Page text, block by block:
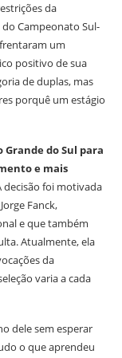
da
Campeonato Sul-
um
positivo de sua
de duplas, mas
porquê um estágio
Grande do Sul para
e mais
decisão foi motivada
Fanck,
e que também
Atualmente, ela
da
varia a cada
dele sem esperar
o que aprendeu